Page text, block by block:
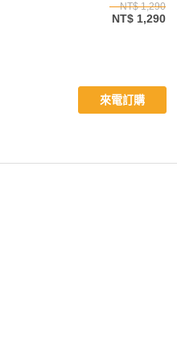
NT$ 1,290
NT$ 1,290
來電訂購